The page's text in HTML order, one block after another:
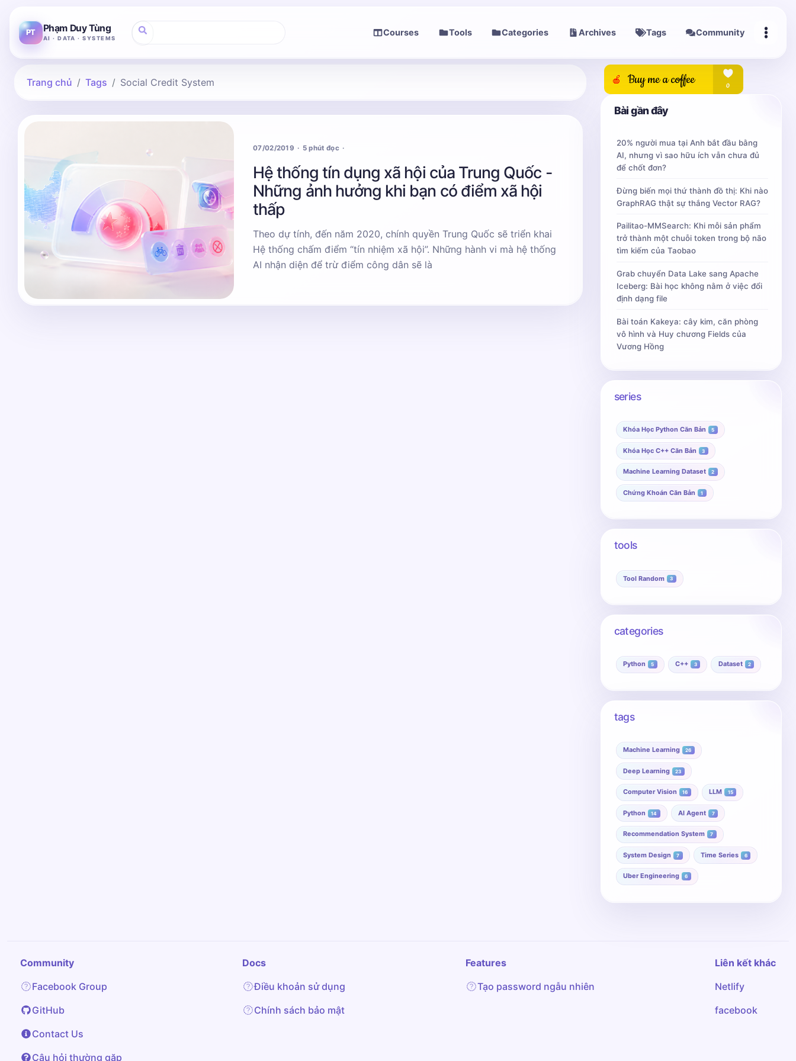
PT Phạm Duy Tùng
AI · DATA · SYSTEMS
Courses Tools Categories Archives Tags Community
Trang chủ Tags Social Credit System
07/02/2019 5 phút đọc
Hệ thống tín dụng xã hội của Trung Quốc -
Những ảnh hưởng khi bạn có điểm xã hội
thấp
Theo dự tính, đến năm 2020, chính quyền Trung Quốc sẽ triển khai
Hệ thống chấm điểm “tín nhiệm xã hội”. Những hành vi mà hệ thống
AI nhận diện để trừ điểm công dân sẽ là
Bài gần đây
20% người mua tại Anh bắt đầu bằng
AI, nhưng vì sao hữu ích vẫn chưa đủ
để chốt đơn?
Đừng biến mọi thứ thành đồ thị: Khi nào
GraphRAG thật sự thắng Vector RAG?
Pailitao-MMSearch: Khi mỗi sản phẩm
trở thành một chuỗi token trong bộ não
tìm kiếm của Taobao
Grab chuyển Data Lake sang Apache
Iceberg: Bài học không nằm ở việc đổi
định dạng file
Bài toán Kakeya: cây kim, căn phòng
vô hình và Huy chương Fields của
Vương Hồng
series
Khóa Học Python Căn Bản 5
Khóa Học C++ Căn Bản 3
Machine Learning Dataset 2
Chứng Khoán Căn Bản 1
tools
Tool Random 3
categories
Python 5 C++ 3 Dataset 2
tags
Machine Learning 26
Deep Learning 23
Computer Vision 16 LLM 15
Python 14 AI Agent 7
Recommendation System 7
System Design 7 Time Series 6
Uber Engineering 6
Community
Facebook Group
GitHub
Contact Us
Câu hỏi thường gặp
Docs
Điều khoản sử dụng
Chính sách bảo mật
Features
Tạo password ngẫu nhiên
Liên kết khác
Netlify
facebook